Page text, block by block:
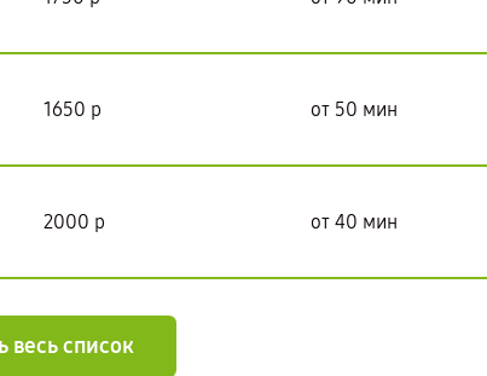
1650 р от 50 мин
2000 р от 40 мин
весь список